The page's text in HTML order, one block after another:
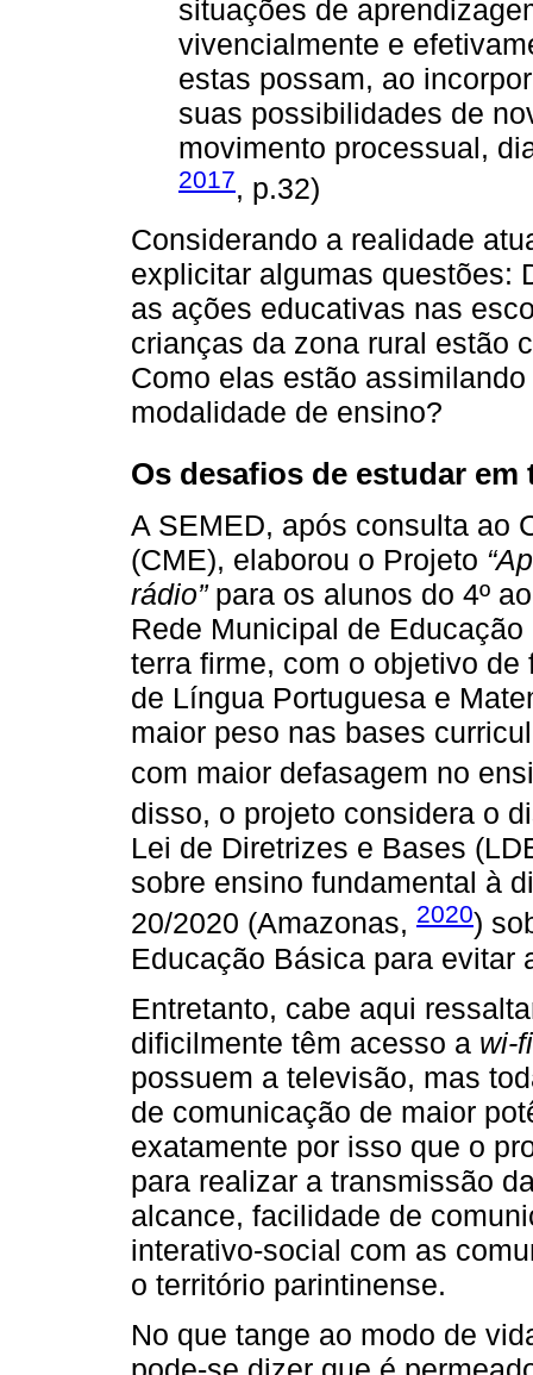
situações de
vivencialmente e
estas possam, ao
suas possibilidades de
movimento processual,
2017, p.32)
Considerando a realidade
explicitar algumas questões:
as ações educativas nas
crianças da zona rural estão
Como elas estão
modalidade de ensino?
Os desafios de estudar em
A SEMED, após consulta ao
(CME), elaborou o Projeto
rádio”para os alunos do 4º
Rede Municipal de
terra firme, com o objetivo
de Língua Portuguesa e
maior peso nas bases
com maior defasagem no
disso, o projeto considera o
Lei de Diretrizes e Bases
sobre ensino fundamental à
20/2020 (Amazonas, 2020)
Educação Básica para evitar
Entretanto, cabe aqui
dificilmente têm acesso a wi-fi
possuem a televisão, mas
de comunicação de maior
exatamente por isso que o
para realizar a transmissão
alcance, facilidade de
interativo-social com as
o território parintinense.
No que tange ao modo de